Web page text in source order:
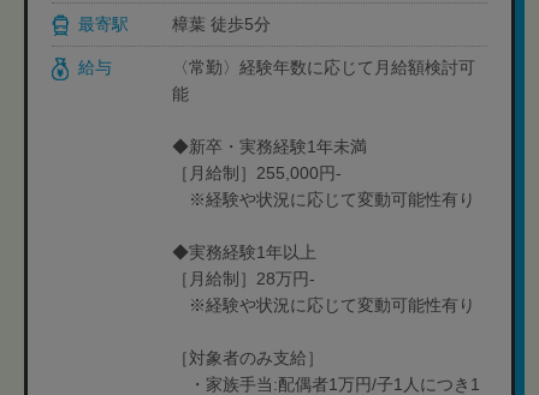
最寄駅 樟葉 徒歩5分
給与
〈常勤〉経験年数に応じて月給額検討可
能
◆新卒・実務経験1年未満
［月給制］255,000円-
※経験や状況に応じて変動可能性有り
◆実務経験1年以上
［月給制］28万円-
※経験や状況に応じて変動可能性有り
［対象者のみ支給］
・家族手当:配偶者1万円/子1人につき1